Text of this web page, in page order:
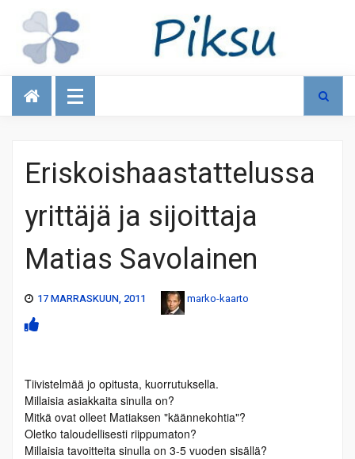
Talous
Eriskoishaastattelussa
yrittäjä ja sijoittaja
Matias Savolainen
17 MARRASKUUN, 2011 marko-kaarto
Tiivistelmää jo opitusta, kuorrutuksella.
Millaisia asiakkaita sinulla on?
Mitkä ovat olleet Matiaksen "käännekohtia"?
Oletko taloudellisesti riippumaton?
Millaisia tavoitteita sinulla on 3-5 vuoden sisällä?